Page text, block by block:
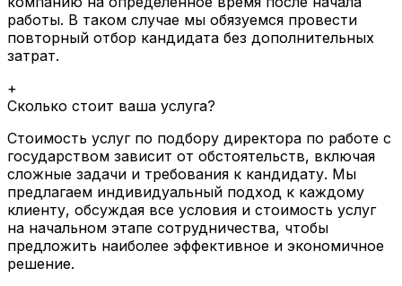
работы. В таком случае мы обязуемся провести
повторный отбор кандидата без дополнительных
затрат.
+
Сколько стоит ваша услуга?
Стоимость услуг по подбору директора по работе с
государством зависит от обстоятельств, включая
сложные задачи и требования к кандидату. Мы
предлагаем индивидуальный подход к каждому
клиенту, обсуждая все условия и стоимость услуг
на начальном этапе сотрудничества, чтобы
предложить наиболее эффективное и экономичное
решение.